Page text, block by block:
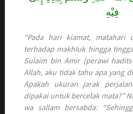
فِيْهِ
“Pada hari kiamat, matahari
terhadap makhluk hingga
Sulaim bin Amir (perawi
Allah, aku tidak tahu apa yang
Apakah ukuran jarak
dipakai untuk bercelak mata?”
wa sallam bersabda: